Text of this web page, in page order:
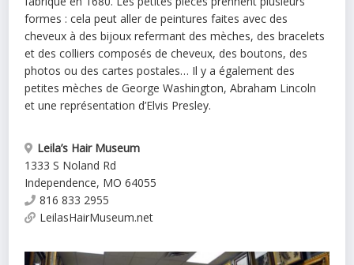
formes : cela peut aller de peintures faites avec des
cheveux à des bijoux refermant des mèches, des bracelets
et des colliers composés de cheveux, des boutons, des
photos ou des cartes postales… Il y a également des
petites mèches de George Washington, Abraham Lincoln
et une représentation d’Elvis Presley.
Leila’s Hair Museum
1333 S Noland Rd
Independence, MO 64055
816 833 2955
LeilasHairMuseum.net